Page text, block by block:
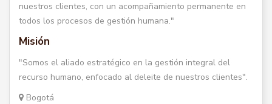
nuestros clientes, con un acompañamiento permanente en
todos los procesos de gestión humana."
Misión
"Somos el aliado estratégico en la gestión integral del
recurso humano, enfocado al deleite de nuestros clientes".
Bogotá